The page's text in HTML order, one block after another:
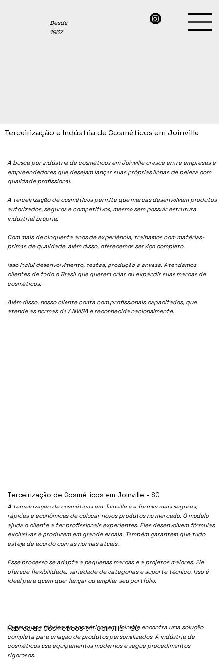
Desde
1967
A busca por indústria de cosméticos em Joinville cresce entre empresas e
empreendedores que desejam lançar suas próprias linhas de beleza com
qualidade profissional.
A terceirização de cosméticos permite que marcas desenvolvam produtos
autorizados, seguros e competitivos, mesmo sem possuir estrutura
industrial própria.
Com mais de cinquenta anos de experiência, tralhamos com matérias-
primas de qualidade, além disso, oferecemos serviço completo.
Isso inclui desenvolvimento, testes, produção e envase. Atendemos
clientes de todo o Brasil que querem criar ou expandir suas marcas de
cosméticos.
Além disso, nosso cliente conta com profissionais capacitados, que
atende as normas da ANVISA e reconhecida nacionalmente.
A terceirização de cosméticos em Joinville é a formas mais seguras,
rápidas e econômicas de colocar novos produtos no mercado. O modelo
ajuda o cliente a ter profissionais experientes. Eles desenvolvem fórmulas
exclusivas e produzem em grande escala. Também garantem que tudo
esteja de acordo com as normas atuais.
Esse processo se adapta a pequenas marcas e a projetos maiores. Ele
oferece flexibilidade, variedade de categorias e suporte técnico. Isso é
ideal para quem quer lançar ou ampliar seu portfólio.
Quem busca fábrica de cosméticos em Joinville encontra uma solução
completa para criação de produtos personalizados. A indústria de
cosméticos usa equipamentos modernos e segue procedimentos
rigorosos.
Terceirização e Indústria de Cosméticos em Joinville
Fábrica de Cosméticos em Joinville - SC
Terceirização de Cosméticos em Joinville - SC